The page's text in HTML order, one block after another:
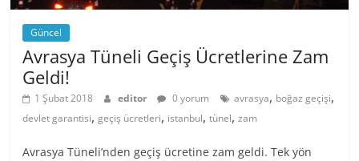
Güncel
Avrasya Tüneli Geçiş Ücretlerine Zam
Geldi!
1 Şubat 2018 editor 0 yorum avrasya, boğaz geçişi,
devlet garantisi,geçiş ücretleri, istanbul,tünel,zam
Avrasya Tüneli’nden geçiş ücretine zam geldi. Tek yön